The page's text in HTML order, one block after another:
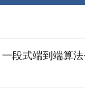
段式端到端算